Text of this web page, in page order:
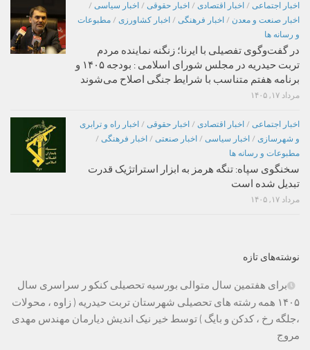
اخبار اجتماعی / اخبار اقتصادی / اخبار حقوقی / اخبار سیاسی /
اخبار صنعت و معدن / اخبار فرهنگی / اخبار کشاورزی / مطبوعات
و رسانه ها
در گفت‌وگوی تفصیلی با ایرنا؛ زنگنه نماینده مردم
تربت حیدریه در مجلس شورای اسلامی : بودجه ۱۴۰۵ و
برنامه هفتم متناسب با شرایط جنگی اصلاح می‌شوند
مرداد ۱۷, ۱۴۰۵
اخبار اجتماعی / اخبار اقتصادی / اخبار حقوقی / اخبار راه و ترابری
و شهرسازی / اخبار سیاسی / اخبار صنعتی / اخبار فرهنگی /
مطبوعات و رسانه ها
سخنگوی سپاه: تنگه هرمز به ابزار استراتژیک قدرت
تبدیل شده است
مرداد ۱۷, ۱۴۰۵
نوشته‌های تازه
برای هفتمین سال متوالی بورسیه تحصیلی کنکو ر سراسری سال
۱۴۰۵ همه رشته های تحصیلی شهرستان تربت حیدریه ( زاوه ، محولات
،جلگه رخ ، کدکن و بایگ ) توسط خیر نیک اندیش دیارمان مهندس مهدی
مروج